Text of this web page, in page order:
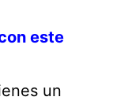
este
un